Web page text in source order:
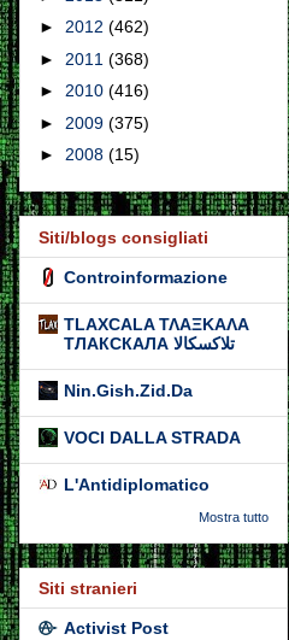
► 2012 (462)
► 2011 (368)
► 2010 (416)
► 2009 (375)
► 2008 (15)
Siti/blogs consigliati
Controinformazione
TLAXCALA ΤΛΑΞΚΑΛΑ
ТЛАКСКАЛА تلاكسكالا
Nin.Gish.Zid.Da
VOCI DALLA STRADA
L'Antidiplomatico
Mostra tutto
Siti stranieri
Activist Post